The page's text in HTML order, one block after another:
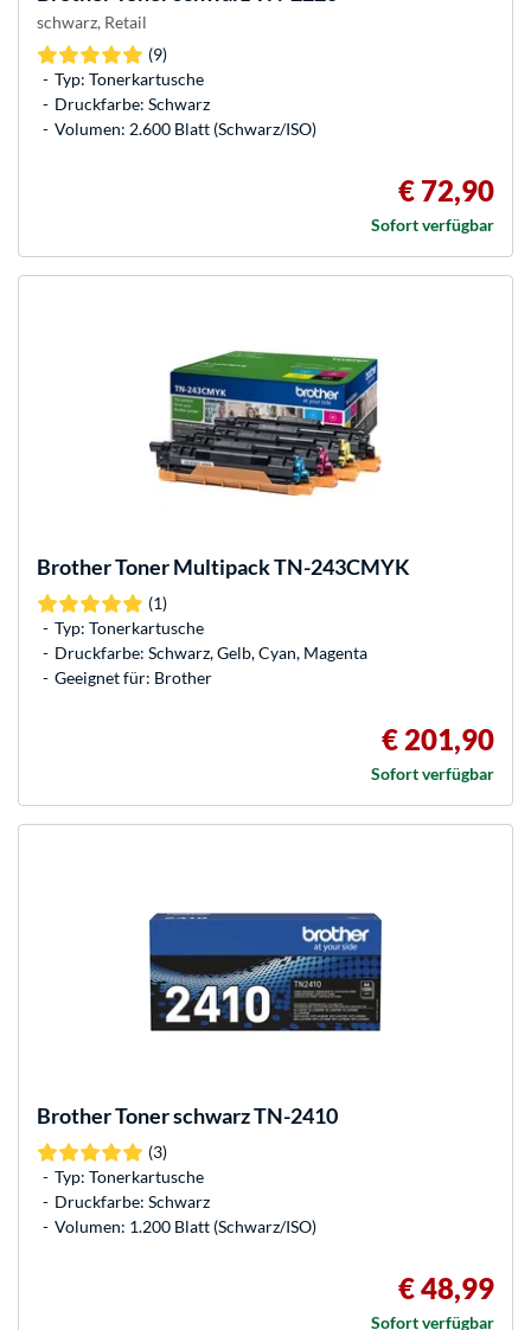
schwarz, Retail
(9)
Typ: Tonerkartusche
Druckfarbe: Schwarz
Volumen: 2.600 Blatt (Schwarz/ISO)
€ 72,90
Sofort verfügbar
BrotherToner Multipack TN-243CMYK
(1)
Typ: Tonerkartusche
Druckfarbe: Schwarz, Gelb, Cyan, Magenta
Geeignet für: Brother
€ 201,90
Sofort verfügbar
BrotherToner schwarz TN-2410
(3)
Typ: Tonerkartusche
Druckfarbe: Schwarz
Volumen: 1.200 Blatt (Schwarz/ISO)
€ 48,99
Sofort verfügbar